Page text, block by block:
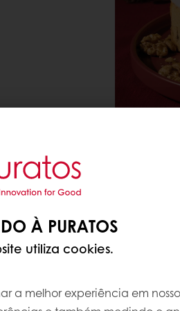
Nível de
À PURATOS
utiliza cookies.
a melhor experiência em